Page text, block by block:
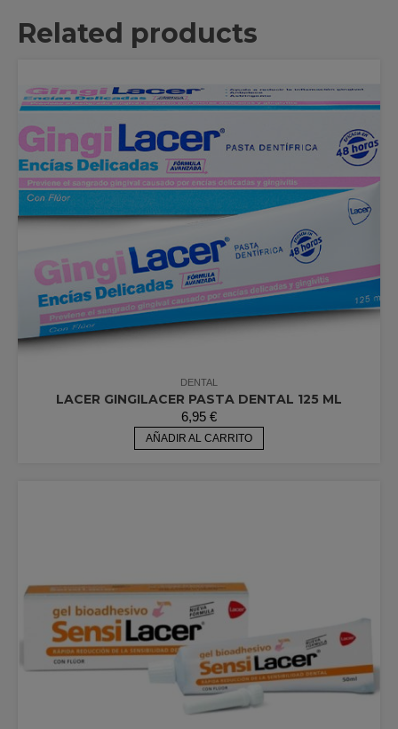
Related products
DENTAL
LACER GINGILACER PASTA DENTAL 125 ML
6,95 €
AÑADIR AL CARRITO